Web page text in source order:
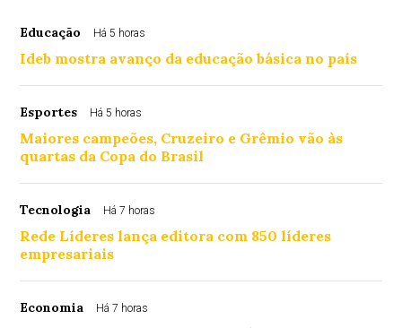
Educação Há 5 horas
Ideb mostra avanço da educação básica no país
Esportes Há 5 horas
Maiores campeões, Cruzeiro e Grêmio vão às
quartas da Copa do Brasil
Tecnologia Há 7 horas
Rede Líderes lança editora com 850 líderes
empresariais
Economia Há 7 horas